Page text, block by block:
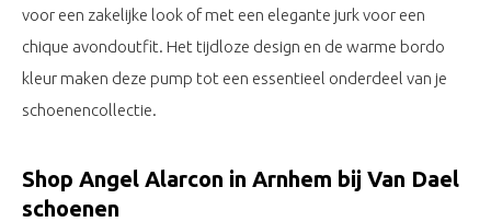
voor een zakelijke look of met een elegante jurk voor een
chique avondoutfit. Het tijdloze design en de warme bordo
kleur maken deze pump tot een essentieel onderdeel van je
schoenencollectie.
Shop Angel Alarcon in Arnhem bij Van Dael
schoenen